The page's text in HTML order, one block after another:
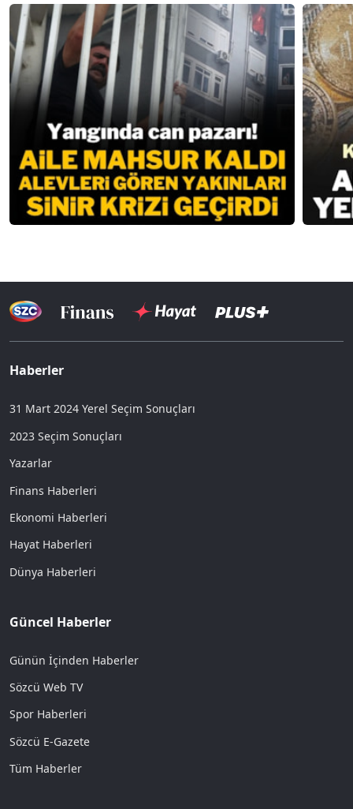
Haberler
31 Mart 2024 Yerel Seçim Sonuçları
2023 Seçim Sonuçları
Yazarlar
Finans Haberleri
Ekonomi Haberleri
Hayat Haberleri
Dünya Haberleri
Güncel Haberler
Günün İçinden Haberler
Sözcü Web TV
Spor Haberleri
Sözcü E-Gazete
Tüm Haberler